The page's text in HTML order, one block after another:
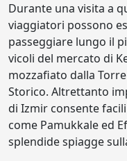
Durante una visita a
viaggiatori possono
passeggiare lungo il
vicoli del mercato di
mozzafiato dalla
Storico. Altrettanto
di Izmir consente
come Pamukkale ed
splendide spiagge